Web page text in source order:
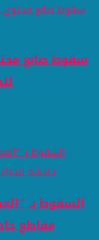
سقوط صانع
السقوط بـ
مقاطع